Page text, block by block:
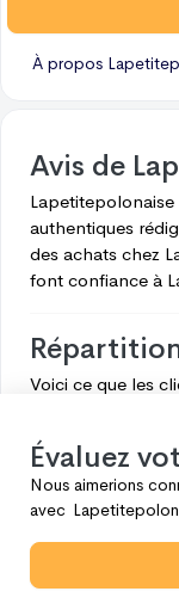
À propos
Avis de
Lapetitepolonaise
authentiques
des achats chez
font confiance à
Voici ce que les
4
3
2
Évaluez
Nous aimerions
avec